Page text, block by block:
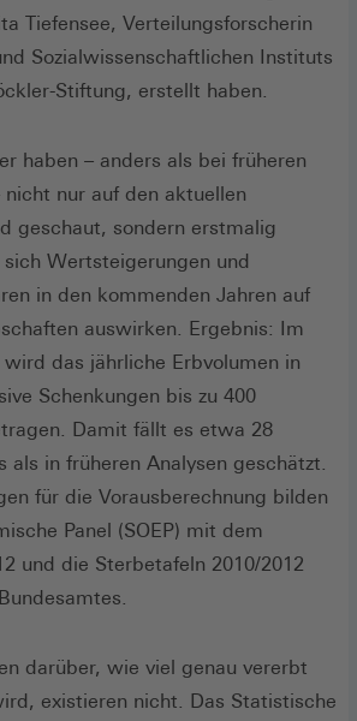
Tiefensee, Verteilungsforscherin
Sozialwissenschaftlichen Instituts
Stiftung, erstellt haben.
haben – anders als bei früheren
nicht nur auf den aktuellen
geschaut, sondern erstmalig
Wertsteigerungen und
in den kommenden Jahren auf
auswirken. Ergebnis: Im
das jährliche Erbvolumen in
Schenkungen bis zu 400
Damit fällt es etwa 28
als in früheren Analysen geschätzt.
für die Vorausberechnung bilden
Panel (SOEP) mit dem
und die Sterbetafeln 2010/2012
darüber, wie viel genau vererbt
existieren nicht. Das Statistische